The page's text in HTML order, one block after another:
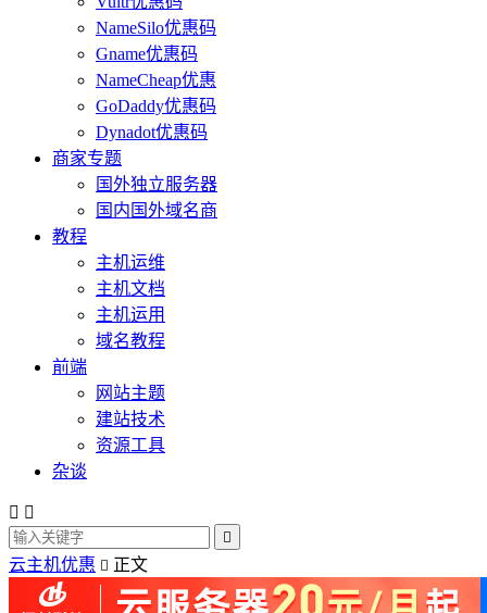
NameSilo优惠码
Gname优惠码
NameCheap优惠
GoDaddy优惠码
Dynadot优惠码
商家专题
国外独立服务器
国内国外域名商
教程
主机运维
主机文档
主机运用
域名教程
前端
网站主题
建站技术
资源工具
杂谈
 

云主机优惠  正文